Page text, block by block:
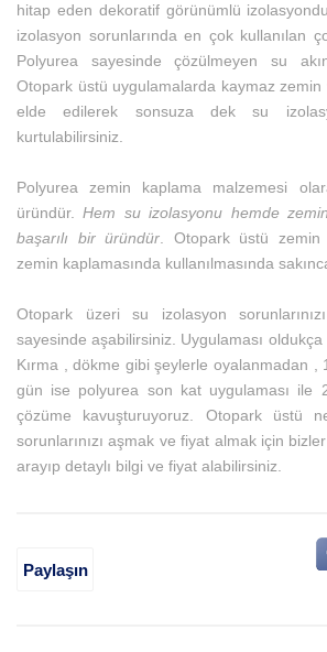
hitap eden dekoratif görünümlü
izolasyon sorunlarında en çok kullanılan
Polyurea sayesinde çözülmeyen su
Otopark üstü uygulamalarda kaymaz
elde edilerek sonsuza dek su
kurtulabilirsiniz.
Polyurea zemin kaplama malzemesi
üründür.Hem su izolasyonu hemde
başarılı bir üründür. Otopark üstü zemin
zemin kaplamasında kullanılmasında
Otopark üzeri su izolasyon
sayesinde aşabilirsiniz. Uygulaması oldukça
Kırma , dökme gibi şeylerle oyalanmadan ,
gün ise polyurea son kat uygulaması ile 2
çözüme kavuşturuyoruz. Otopark üstü
sorunlarınızı aşmak ve fiyat almak için
arayıp detaylı bilgi ve fiyat alabilirsiniz.
Paylaşın